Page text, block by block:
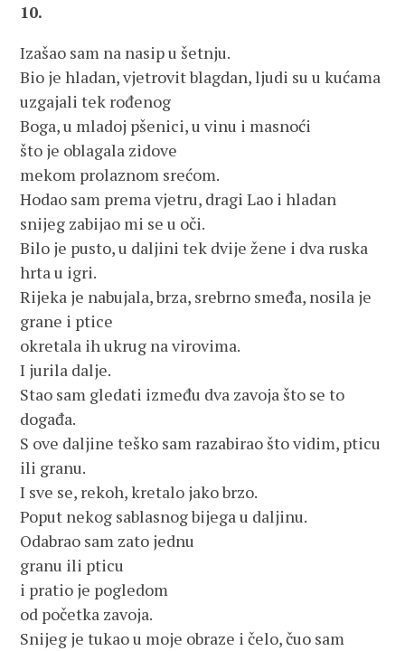
10.
Izašao sam na nasip u šetnju.
Bio je hladan, vjetrovit blagdan, ljudi su u kućama
uzgajali tek rođenog
Boga, u mladoj pšenici, u vinu i masnoći
što je oblagala zidove
mekom prolaznom srećom.
Hodao sam prema vjetru, dragi Lao i hladan
snijeg zabijao mi se u oči.
Bilo je pusto, u daljini tek dvije žene i dva ruska
hrta u igri.
Rijeka je nabujala, brza, srebrno smeđa, nosila je
grane i ptice
okretala ih ukrug na virovima.
I jurila dalje.
Stao sam gledati između dva zavoja što se to
događa.
S ove daljine teško sam razabirao što vidim, pticu
ili granu.
I sve se, rekoh, kretalo jako brzo.
Poput nekog sablasnog bijega u daljinu.
Odabrao sam zato jednu
granu ili pticu
i pratio je pogledom
od početka zavoja.
Snijeg je tukao u moje obraze i čelo, čuo sam